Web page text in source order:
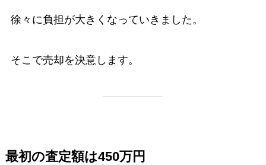
徐々に負担が大きくなっていきました。
そこで売却を決意します。
最初の査定額は450万円